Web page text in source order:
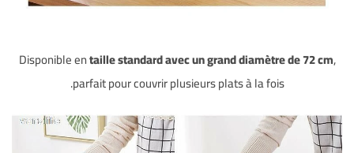
Disponible entaille standard avec un grand diamètre de 72 cm,
parfait pour couvrir plusieurs plats à la fois.